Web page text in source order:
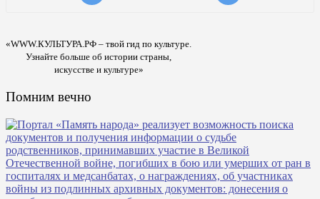
«WWW.КУЛЬТУРА.РФ – твой гид по культуре.
Узнайте больше об истории страны,
искусстве и культуре»
Помним вечно